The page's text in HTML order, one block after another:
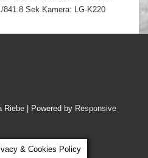
841.8 Sek Kamera: LG-K220
Riebe | Powered by Responsive
& Cookies Policy